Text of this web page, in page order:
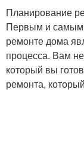
Планирование
Первым и самым
ремонте дома
процесса. Вам
который вы
ремонта,